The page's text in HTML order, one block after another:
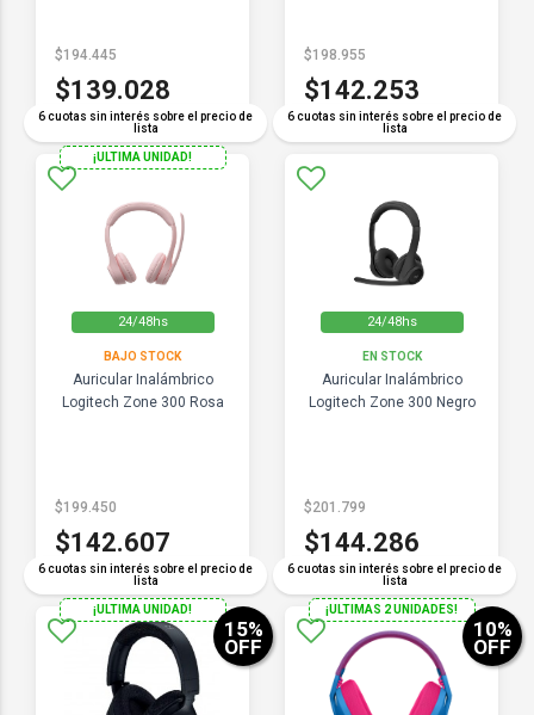
6 cuotas sin interés sobre el precio de
lista
$194.445
$139.028
6 cuotas sin interés sobre el precio de
lista
$198.955
$142.253
24/48hs
¡ULTIMA UNIDAD!
BAJO STOCK
Auricular Inalámbrico
Logitech Zone 300 Rosa
6 cuotas sin interés sobre el precio de
lista
$199.450
$142.607
24/48hs
EN STOCK
Auricular Inalámbrico
Logitech Zone 300 Negro
6 cuotas sin interés sobre el precio de
lista
$201.799
$144.286
¡ULTIMA UNIDAD!
15%
OFF
¡ULTIMAS 2 UNIDADES!
10%
OFF